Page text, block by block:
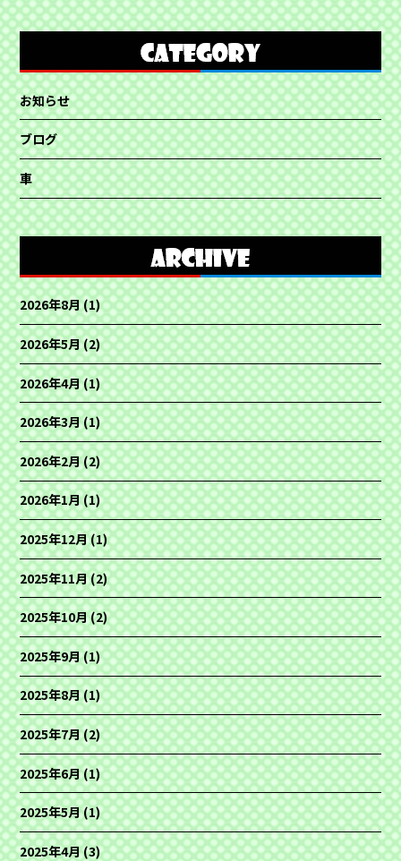
お知らせ
ブログ
車
2026年8月(1)
2026年5月(2)
2026年4月(1)
2026年3月(1)
2026年2月(2)
2026年1月(1)
2025年12月(1)
2025年11月(2)
2025年10月(2)
2025年9月(1)
2025年8月(1)
2025年7月(2)
2025年6月(1)
2025年5月(1)
2025年4月(3)